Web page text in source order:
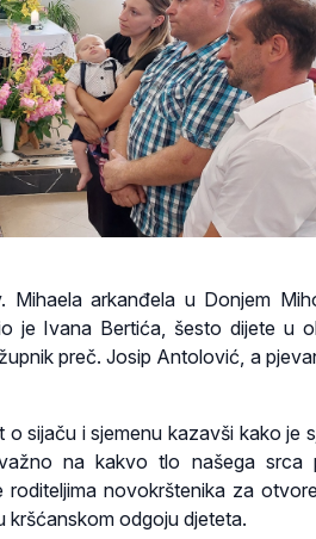
arkanđela u Donjem
je Ivana Bertića, šesto dijete u
preč. Josip Antolović, a
sijaču i sjemenu kazavši kako je
na kakvo tlo našega srca
novokrštenika za
kršćanskom odgoju djeteta.